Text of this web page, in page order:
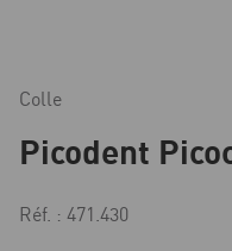
Colle
Picodent
Réf. : 471.430